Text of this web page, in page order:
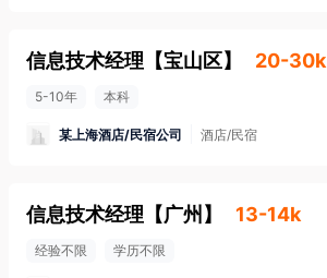
信息技术经理 【宝山区】 20-30k
5-10年 本科
某上海酒店/民宿公司 酒店/民宿
信息技术经理 【广州 】 13-14k
经验不限 学历不限